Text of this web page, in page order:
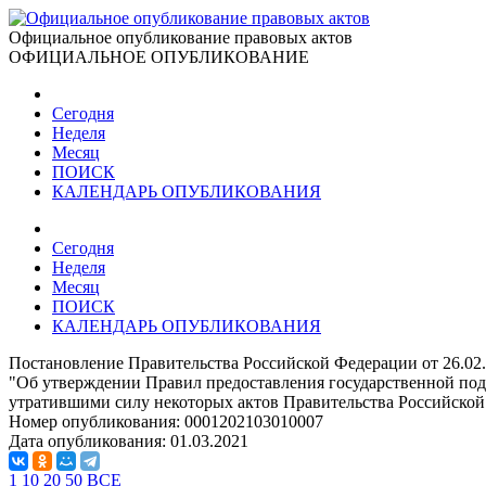
Официальное опубликование правовых актов
ОФИЦИАЛЬНОЕ ОПУБЛИКОВАНИЕ
Сегодня
Неделя
Месяц
ПОИСК
КАЛЕНДАРЬ ОПУБЛИКОВАНИЯ
Сегодня
Неделя
Месяц
ПОИСК
КАЛЕНДАРЬ ОПУБЛИКОВАНИЯ
Постановление Правительства Российской Федерации от
"Об утверждении Правил предоставления государственной
утратившими силу некоторых актов Правительства
Номер опубликования: 0001202103010007
Дата опубликования: 01.03.2021
1 10 20 50 ВСЕ